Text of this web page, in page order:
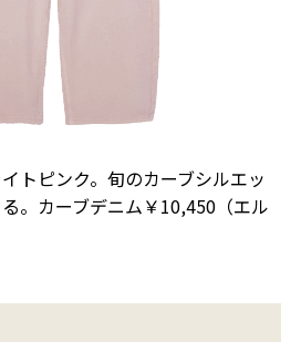
トピンク。旬のカーブシルエッ
。カーブデニム￥10,450（エル